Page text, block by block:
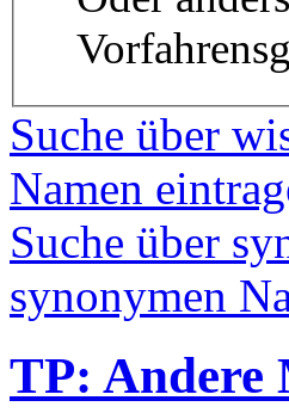
Suche über
Namen
Suche über
synonymen
TP: Andere